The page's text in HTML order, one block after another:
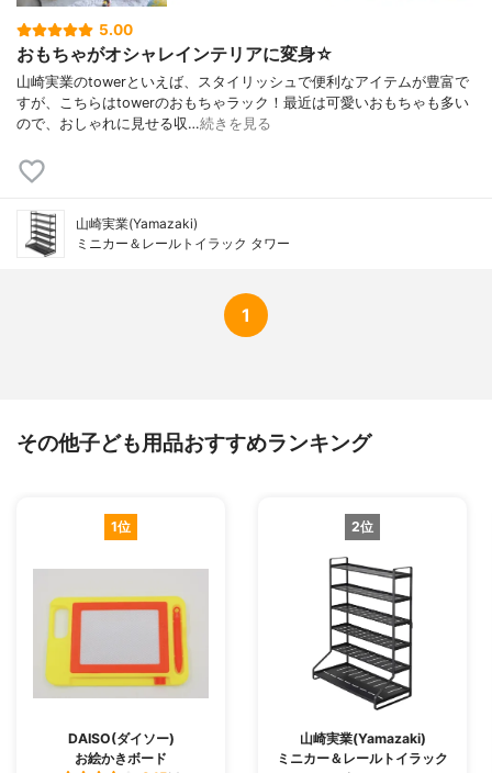
5.00
おもちゃがオシャレインテリアに変身☆
山崎実業のtowerといえば、スタイリッシュで便利なアイテムが豊富で
すが、こちらはtowerのおもちゃラック！最近は可愛いおもちゃも多い
ので、おしゃれに見せる収…続きを見る
山崎実業(Yamazaki)
ミニカー＆レールトイラック タワー
1
その他子ども用品おすすめランキング
1位
DAISO(ダイソー)
お絵かきボード
2位
山崎実業(Yamazaki)
ミニカー＆レールトイラック